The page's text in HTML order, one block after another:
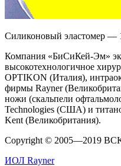
Силиконовый эластомер —
Компания «БиСиКей-Эм»
высокотехнологичное
OPTIKON (Италия),
фирмы Rayner
ножи (скальпели
Technologies (США) и
Kent (Великобритания).
Copyright © 2005—2019
ИОЛ Rayner